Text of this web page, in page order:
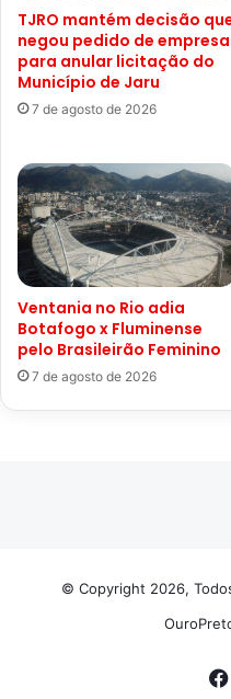
TJRO mantém decisão
negou pedido de empresa
para anular licitação do
Município de Jaru
7 de agosto de 2026
Ventania no Rio adia
Botafogo x Fluminense
pelo Brasileirão Feminino
7 de agosto de 2026
© Copyright 2026,